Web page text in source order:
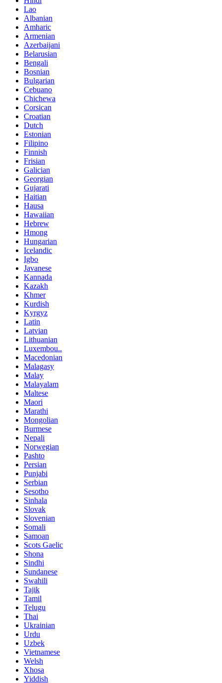
Lao
Albanian
Amharic
Armenian
Azerbaijani
Belarusian
Bengali
Bosnian
Bulgarian
Cebuano
Chichewa
Corsican
Croatian
Dutch
Estonian
Filipino
Finnish
Frisian
Galician
Georgian
Gujarati
Haitian
Hausa
Hawaiian
Hebrew
Hmong
Hungarian
Icelandic
Igbo
Javanese
Kannada
Kazakh
Khmer
Kurdish
Kyrgyz
Latin
Latvian
Lithuanian
Luxembou..
Macedonian
Malagasy
Malay
Malayalam
Maltese
Maori
Marathi
Mongolian
Burmese
Nepali
Norwegian
Pashto
Persian
Punjabi
Serbian
Sesotho
Sinhala
Slovak
Slovenian
Somali
Samoan
Scots Gaelic
Shona
Sindhi
Sundanese
Swahili
Tajik
Tamil
Telugu
Thai
Ukrainian
Urdu
Uzbek
Vietnamese
Welsh
Xhosa
Yiddish